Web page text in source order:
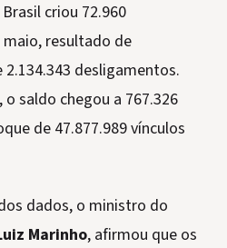
criou 72.960
resultado de
2.134.343 desligamentos.
saldo chegou a 767.326
de 47.877.989 vínculos
dados, o ministro do
Marinho, afirmou que os